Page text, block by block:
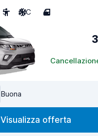
5 A/C 4
Buona
Visualizza offerta